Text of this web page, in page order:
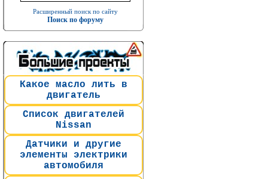
Расширенный поиск по сайту
Поиск по форуму
Какое масло лить в
двигатель
Список двигателей
Nissan
Датчики и другие
элементы электрики
автомобиля